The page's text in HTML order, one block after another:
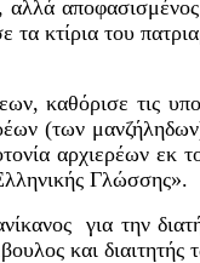
αλλά αποφασι
τα κτίρια του
καθόρισε τις
(των
αρχιερέων εκ
Γλώσσης».
για την
και διαιτητής